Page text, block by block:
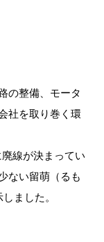
の整備、モータ
社を取り巻く環
線が決まってい
ない留萌（るも
ました。